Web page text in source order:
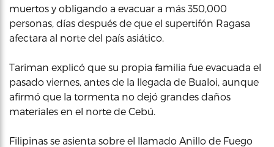
muertos y obligando a evacuar a más 350,000
personas, días después de que el supertifón Ragasa
afectara al norte del país asiático.
Tariman explicó que su propia familia fue evacuada el
pasado viernes, antes de la llegada de Bualoi, aunque
afirmó que la tormenta no dejó grandes daños
materiales en el norte de Cebú.
Filipinas se asienta sobre el llamado Anillo de Fuego